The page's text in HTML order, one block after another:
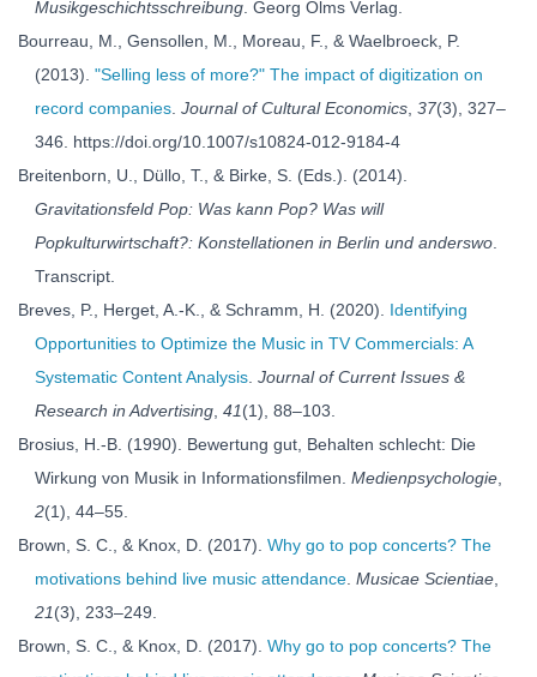
Musikgeschichtsschreibung . Georg Olms Verlag.
Bourreau, M., Gensollen, M., Moreau, F., & Waelbroeck, P.
(2013). "Selling less of more?" The impact of digitization on
record companies Journal of Cultural Economics 37(3), 327–
346. https://doi.org/10.1007/s10824-012-9184-4
Breitenborn, U., Düllo, T., & Birke, S. (Eds.). (2014).
Gravitationsfeld Pop: Was kann Pop? Was will
Popkulturwirtschaft?: Konstellationen in Berlin und anderswo
Transcript.
Breves, P., Herget, A.-K., & Schramm, H. (2020). Identifying
Opportunities to Optimize the Music in TV Commercials: A
Systematic Content Analysis Journal of Current Issues &
Research in Advertising 41(1), 88–103.
Brosius, H.-B. (1990). Bewertung gut, Behalten schlecht: Die
Wirkung von Musik in Informationsfilmen. Medienpsychologie
2(1), 44–55.
Brown, S. C., & Knox, D. (2017). Why go to pop concerts? The
motivations behind live music attendance Musicae Scientiae
21(3), 233–249.
Brown, S. C., & Knox, D. (2017). Why go to pop concerts? The